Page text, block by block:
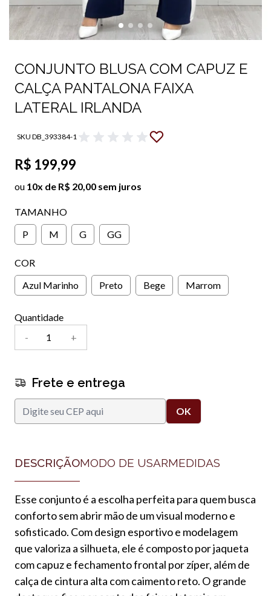
CONJUNTO BLUSA COM CAPUZ E
CALÇA PANTALONA FAIXA
LATERAL IRLANDA
SKU DB_393384-1
R$ 199,99
ou 10x de R$ 20,00 sem juros
TAMANHO
P
M G GG
COR
Azul Marinho
Preto Bege Marrom
Quantidade
-
+
Frete e entrega
DESCRIÇÃOMODO DE USARMEDIDAS
Esse conjunto é a escolha perfeita para quem busca
conforto sem abrir mão de um visual moderno e
sofisticado. Com design esportivo e modelagem
que valoriza a silhueta, ele é composto por jaqueta
com capuz e fechamento frontal por zíper, além de
calça de cintura alta com caimento reto. O grande